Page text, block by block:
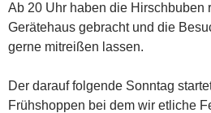
Ab 20 Uhr haben die Hirschbuben
Gerätehaus gebracht und die
gerne mitreißen lassen.
Der darauf folgende Sonntag
Frühshoppen bei dem wir etliche